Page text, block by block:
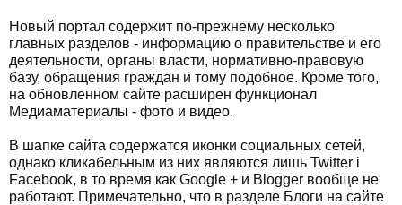
Новый портал содержит по-прежнему несколько
главных разделов - информацию о правительстве и его
деятельности, органы власти, нормативно-правовую
базу, обращения граждан и тому подобное. Кроме того,
на обновленном сайте расширен функционал
Медиаматериалы - фото и видео.
В шапке сайта содержатся иконки социальных сетей,
однако кликабельным из них являются лишь Twitter i
Facebook, в то время как Google + и Blogger вообще не
работают. Примечательно, что в разделе Блоги на сайте